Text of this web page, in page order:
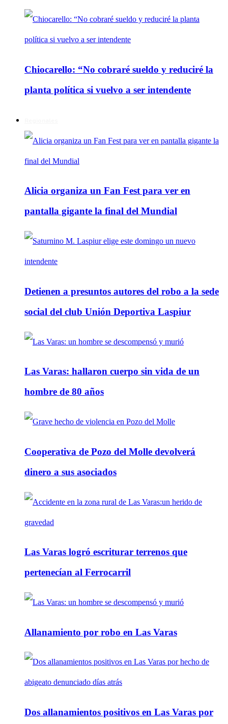
Chiocarello: “No cobraré sueldo y reduciré la
planta política si vuelvo a ser intendente
Alicia organiza un Fan Fest para ver en
pantalla gigante la final del Mundial
Detienen a presuntos autores del robo a la sede
social del club Unión Deportiva Laspiur
Las Varas: hallaron cuerpo sin vida de un
hombre de 80 años
Cooperativa de Pozo del Molle devolverá
dinero a sus asociados
Las Varas logró escriturar terrenos que
pertenecían al Ferrocarril
Allanamiento por robo en Las Varas
Dos allanamientos positivos en Las Varas por